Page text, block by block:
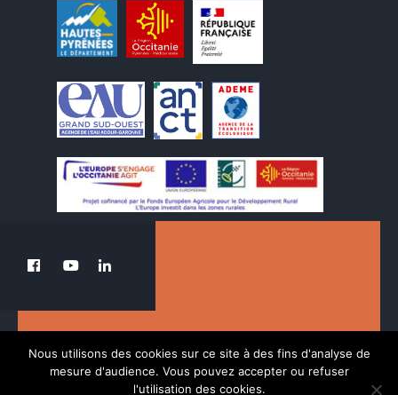
Le PETR au service de la transition du Pays
des Nestes.
Nous utilisons des cookies sur ce site à des fins d'analyse de
mesure d'audience. Vous pouvez accepter ou refuser
l'utilisation des cookies.